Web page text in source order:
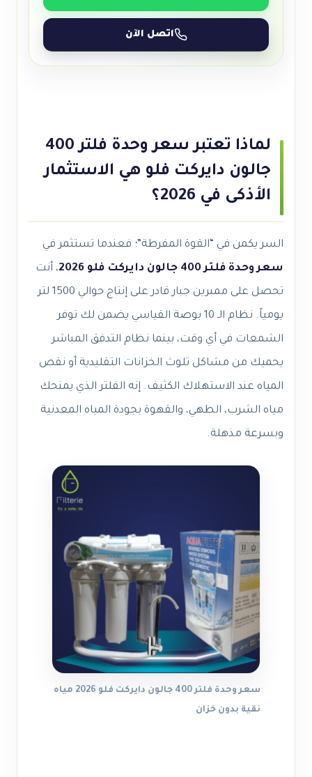
اتصل الآن
لماذا تعتبر سعر وحدة فلتر 400
جالون دايركت فلو هي الاستثمار
الأذكى في 2026؟
السر يكمن في “القوة المفرطة”؛ فعندما تستثمر في
سعر وحدة فلتر 400 جالون دايركت فلو 2026
، أنت
تحصل على ممبرين جبار قادر على إنتاج حوالي 1500 لتر
يومياً. نظام الـ 10 بوصة القياسي يضمن لك توفر
الشمعات في أي وقت، بينما نظام التدفق المباشر
يحميك من مشاكل تلوث الخزانات التقليدية أو نقص
المياه عند الاستهلاك الكثيف. إنه الفلتر الذي يمنحك
مياه الشرب، الطهي، والقهوة بجودة المياه المعدنية
وبسرعة مذهلة.
سعر وحدة فلتر 400 جالون دايركت فلو 2026 مياه
نقية بدون خزان